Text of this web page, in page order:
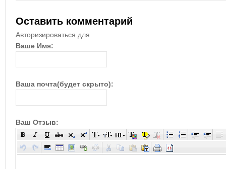
Оставить комментарий
Авторизироваться для
Ваше Имя:
Ваша почта(будет скрыто):
Ваш Отзыв: